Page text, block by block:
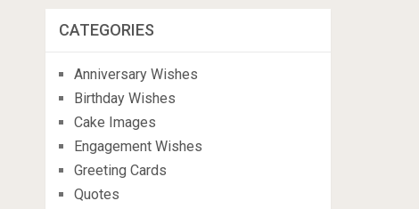
CATEGORIES
Anniversary Wishes
Birthday Wishes
Cake Images
Engagement Wishes
Greeting Cards
Quotes